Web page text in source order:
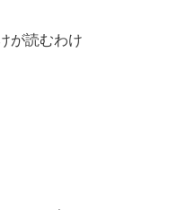
が読むわけ